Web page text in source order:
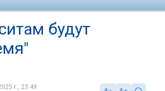
будут
г., 23:49